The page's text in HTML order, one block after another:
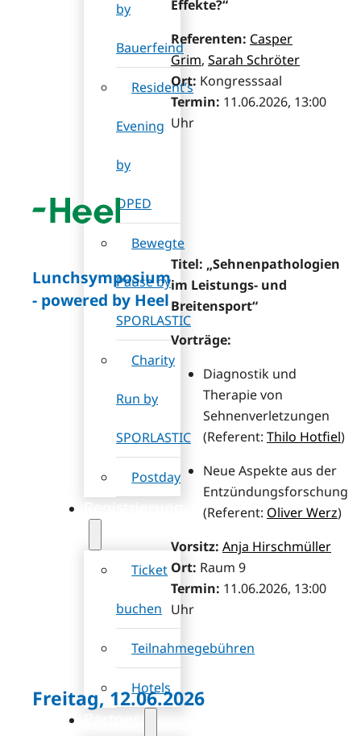
by
Bauerfeind
Resident’s
Evening
by
OPED
Bewegte
Pause by
SPORLASTIC
Charity
Run by
SPORLASTIC
Postday
Registrierung
Ticket
buchen
Teilnahmegebühren
Hotels
Effekte?“
Referenten: Casper
Grim, Sarah Schröter
Ort: Kongresssaal
Termin: 11.06.2026, 13:00
Uhr
Lunchsymposium
- powered by Heel
Titel: „Sehnenpathologien
im Leistungs- und
Breitensport“
Vorträge:
Diagnostik und
Therapie von
Sehnenverletzungen
(Referent: Thilo Hotfiel)
Neue Aspekte aus der
Entzündungsforschung
(Referent: Oliver Werz)
Vorsitz: Anja Hirschmüller
Ort: Raum 9
Termin: 11.06.2026, 13:00
Uhr
Freitag, 12.06.2026